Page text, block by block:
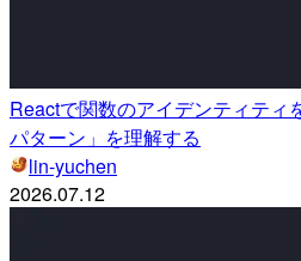
Reactで関数のアイデンティティ
パターン」を理解する
lin-yuchen
2026.07.12